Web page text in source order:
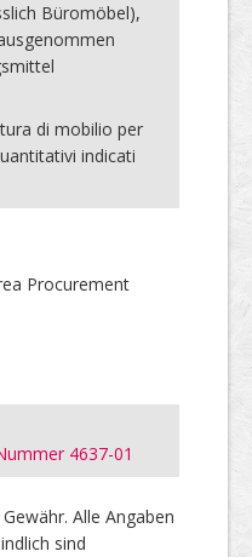
Büromöbel),
di mobilio per
indicati
Procurement
4637-01
Alle Angaben
sind